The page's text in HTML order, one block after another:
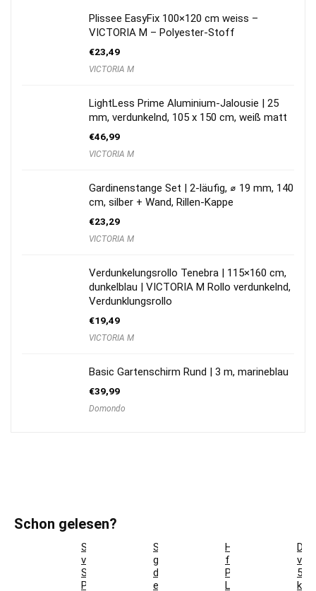
Plissee EasyFix 100×120 cm weiss –
VICTORIA M – Polyester-Stoff
€23,49
VICTORIA M
LightLess Prime Aluminium-Jalousie | 25
mm, verdunkelnd, 105 x 150 cm, weiß matt
€46,99
VICTORIA M
Gardinenstange Set | 2-läufig, ⌀ 19 mm, 140
cm, silber + Wand, Rillen-Kappe
€23,29
VICTORIA M
Verdunkelungsrollo Tenebra | 115×160 cm,
dunkelblau | VICTORIA M Rollo verdunkelnd,
Verdunklungsrollo
€19,49
VICTORIA M
Basic Gartenschirm Rund | 3 m, marineblau
€39,99
Domondo
Schon gelesen?
So
verwandeln
Sie
Pflanzgefäße
So
gestaltest
du
ein
Hotelbettwäsche
für
Privatkunden:
Luxus
5